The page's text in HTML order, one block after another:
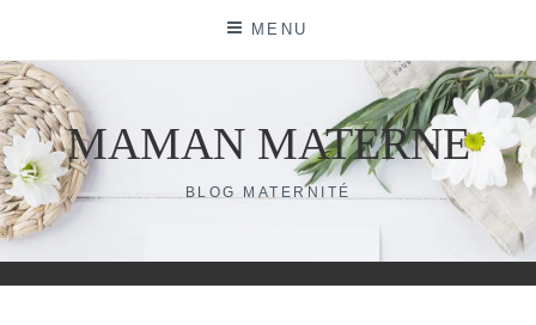
content
MENU
MAMAN MATERNE
BLOG MATERNITÉ